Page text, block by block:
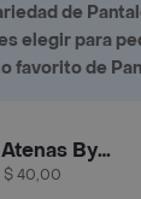
de
elegir para
favorito de
Veterinaria Atenas By Palermo
$ 40,00